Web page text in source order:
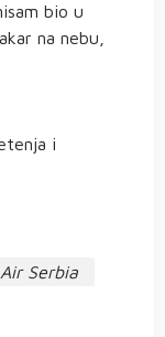
bio u
na nebu,
i
Air Serbia